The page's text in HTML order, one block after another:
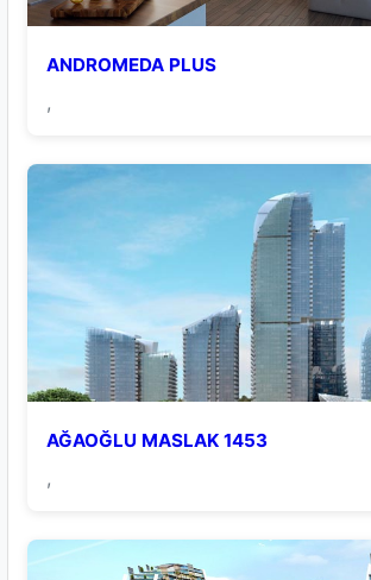
ANDROMEDA PLUS
,
AĞAOĞLU MASLAK 1453
,